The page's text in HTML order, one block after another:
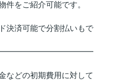
をご紹介可能です。
決済可能で分割払いもで
などの初期費用に対して